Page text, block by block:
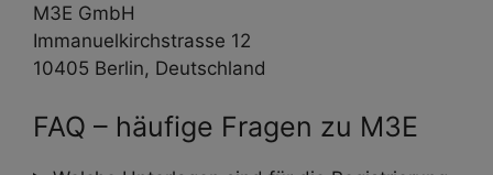
M3E GmbH
Immanuelkirchstrasse 12
10405 Berlin, Deutschland
FAQ – häufige Fragen zu M3E